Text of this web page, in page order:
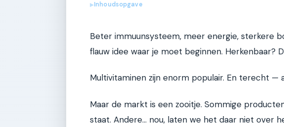
▶Inhoudsopgave
Beter immuunsysteem, meer energie, sterkere
flauw idee waar je moet beginnen. Herkenbaar?
Multivitaminen zijn enorm populair. En terecht —
Maar de markt is een zooitje. Sommige
staat. Andere... nou, laten we het daar niet over